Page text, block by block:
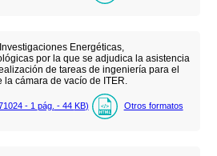
Energéticas,
por la que se adjudica la asistencia
de tareas de ingeniería para el
cámara de vacío de ITER.
- 1 pág. - 44 KB) Otros formatos